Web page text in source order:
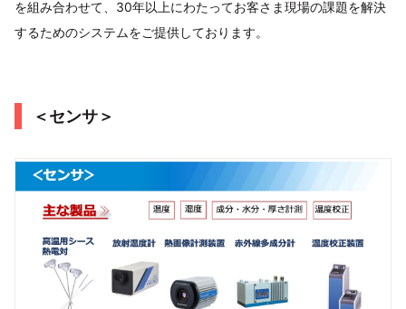
を組み合わせて、30年以上にわたってお客さま現場の課題を解決
するためのシステムをご提供しております。
＜センサ＞